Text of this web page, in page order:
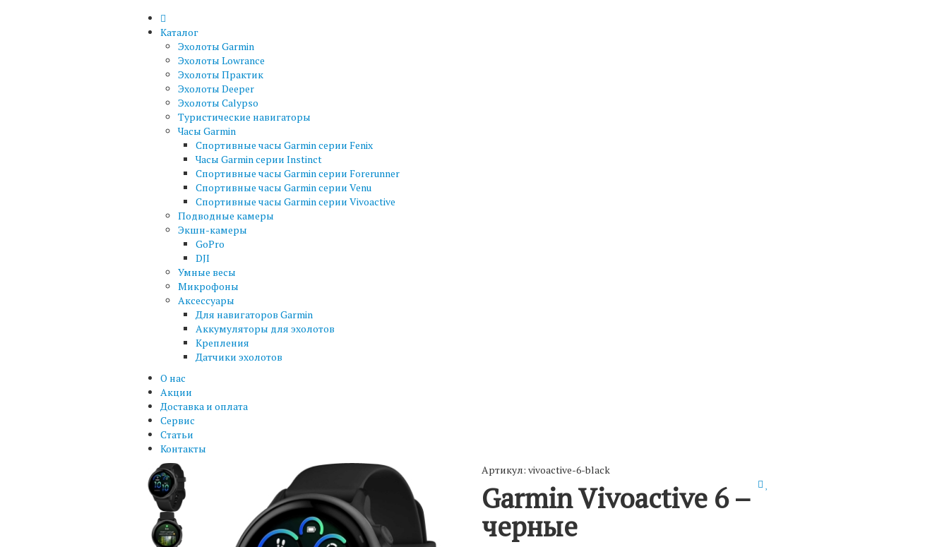
Каталог
Эхолоты Garmin
Эхолоты Lowrance
Эхолоты Практик
Эхолоты Deeper
Эхолоты Calypso
Туристические навигаторы
Часы Garmin
Спортивные часы Garmin серии Fenix
Часы Garmin серии Instinct
Спортивные часы Garmin серии Forerunner
Спортивные часы Garmin серии Venu
Спортивные часы Garmin серии Vivoactive
Подводные камеры
Экшн-камеры
GoPro
DJI
Умные весы
Микрофоны
Аксессуары
Для навигаторов Garmin
Аккумуляторы для эхолотов
Крепления
Датчики эхолотов
О нас
Акции
Доставка и оплата
Сервис
Статьи
Контакты
Артикул: vivoactive-6-black
Garmin Vivoactive 6 –
черные